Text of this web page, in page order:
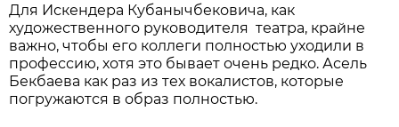
Для Искендера Кубанычбековича, как
художественного руководителя театра, крайне
важно, чтобы его коллеги полностью уходили в
профессию, хотя это бывает очень редко. Асель
Бекбаева как раз из тех вокалистов, которые
погружаются в образ полностью.